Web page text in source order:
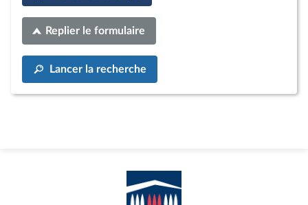
Replier le formulaire
Lancer la recherche